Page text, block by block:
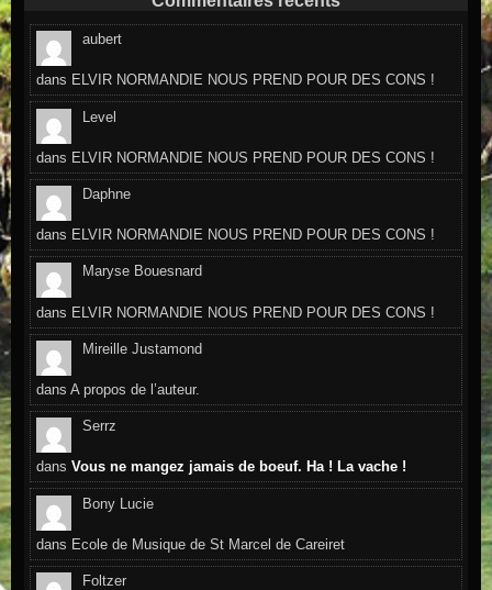
aubert
dans ELVIR NORMANDIE NOUS PREND POUR DES CONS !
Level
dans ELVIR NORMANDIE NOUS PREND POUR DES CONS !
Daphne
dans ELVIR NORMANDIE NOUS PREND POUR DES CONS !
Maryse Bouesnard
dans ELVIR NORMANDIE NOUS PREND POUR DES CONS !
Mireille Justamond
dansA propos de l’auteur.
Serrz
dansVous ne mangez jamais de boeuf. Ha ! La vache !
Bony Lucie
dans Ecole de Musique de St Marcel de Careiret
Foltzer